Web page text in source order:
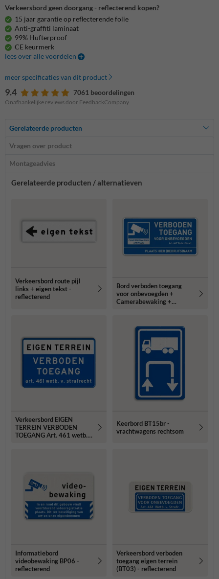
Verkeersbord geen doorgang - reflecterend kopen?
15 jaar garantie op reflecterende folie
Anti-graffiti laminaat
99% Hufterproof
CE keurmerk
lees over alle voordelen
meer specificaties van dit product
9.4 7061 beoordelingen
Onafhankelijke reviews door FeedbackCompany
Gerelateerde producten
Vragen over product
Montageadvies
Gerelateerde producten / alternatieven
Verkeersbord route pijl
links + eigen tekst -
reflecterend
Bord verboden toegang
voor onbevoegden +
Camerabewaking +
Verkeersbord EIGEN
TERREIN VERBODEN
TOEGANG Art. 461 wetb.
Keerbord BT15br -
vrachtwagens rechtsom
Informatiebord
videobewaking BP06 -
reflecterend
Verkeersbord verboden
toegang eigen terrein
(BT03) - reflecterend